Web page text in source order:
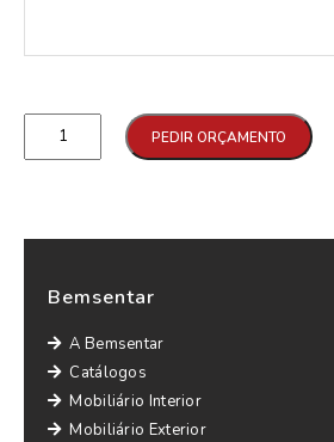
PEDIR ORÇAMENTO
Bemsentar
A Bemsentar
Catálogos
Mobiliário Interior
Mobiliário Exterior